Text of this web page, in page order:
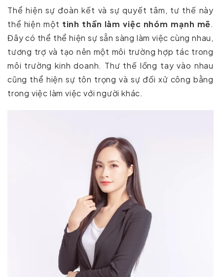
Thể hiện sự đoàn kết và sự quyết tâm, tư thế này
thể hiện một tinh thần làm việc nhóm mạnh mẽ.
Đây có thể thể hiện sự sẵn sàng làm việc cùng nhau,
tương trợ và tạo nên một môi trường hợp tác trong
môi trường kinh doanh. Thư thế lồng tay vào nhau
cũng thể hiện sự tôn trọng và sự đối xử công bằng
trong việc làm việc với người khác.